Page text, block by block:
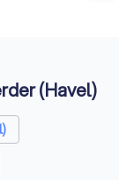
(Havel)